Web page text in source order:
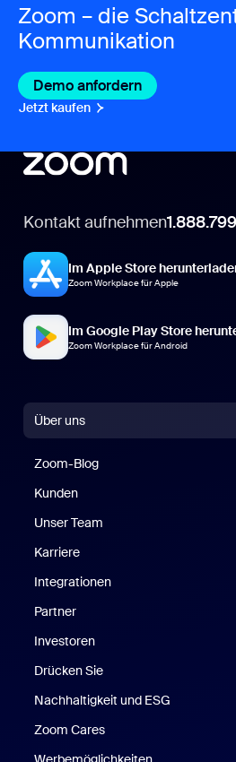
Zoom – die
Kommunikation
Demo anfordern
Jetzt kaufen
Kontakt aufnehmen
Im Apple Store
Zoom Workplace für Apple
Im Google Play Store
Zoom Workplace für Android
Über uns
Zoom-Blog
Kunden
Unser Team
Karriere
Integrationen
Partner
Investoren
Drücken Sie
Nachhaltigkeit und ESG
Zoom Cares